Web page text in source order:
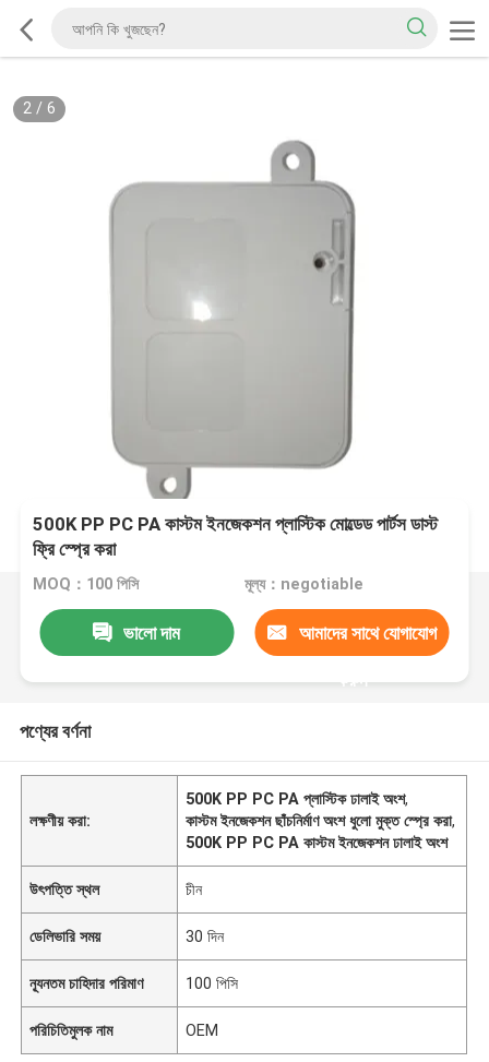
2/ 6
500K PP PC PA কাস্টম ইনজেকশন প্লাস্টিক মোল্ডেড পার্টস ডাস্ট
ফ্রি স্প্রে করা
MOQ：100 পিসি মূল্য：negotiable
ভালো দাম আমাদের সাথে যোগাযোগ
করুন
পণ্যের বর্ণনা
লক্ষণীয় করা:
500K PP PC PA প্লাস্টিক ঢালাই অংশ,
কাস্টম ইনজেকশন ছাঁচনির্মাণ অংশ ধুলো মুক্ত স্প্রে করা,
500K PP PC PA কাস্টম ইনজেকশন ঢালাই অংশ
উৎপত্তি স্থল চীন
ডেলিভারি সময় 30 দিন
ন্যূনতম চাহিদার পরিমাণ 100 পিসি
পরিচিতিমুলক নাম OEM